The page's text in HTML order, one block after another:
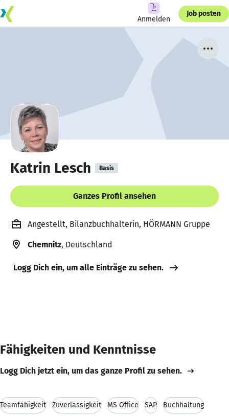
Anmelden
Job posten
Katrin Lesch Basis
Ganzes Profil ansehen
Angestellt, Bilanzbuchhalterin, HÖRMANN Gruppe
Chemnitz, Deutschland
Logg Dich ein, um alle Einträge zu sehen.
Fähigkeiten und Kenntnisse
Logg Dich jetzt ein, um das ganze Profil zu sehen.
Teamfähigkeit Zuverlässigkeit MS Office SAP Buchhaltung